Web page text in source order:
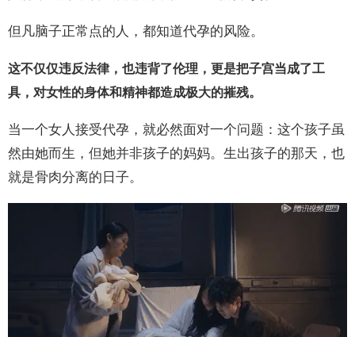
但凡脑子正常点的人，都知道代孕的风险。
这不仅仅违反法律，也违背了伦理，更是把子宫当成了工
具，对女性的身体和精神都造成极大的摧残。
当一个女人接受代孕，就必然面对一个问题：这个孩子虽
然由她而生，但她并非孩子的妈妈。生出孩子的那天，也
就是骨肉分离的日子。